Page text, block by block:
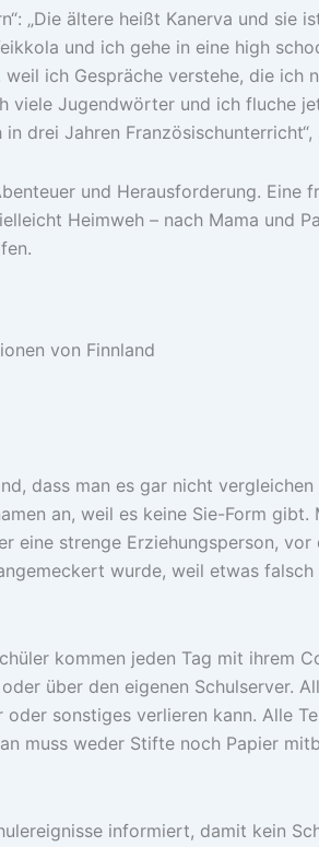
„Die ältere heißt Kanerva und sie
und ich gehe in eine high
ich Gespräche verstehe, die
viele Jugendwörter und ich fluche
drei Jahren Französischunterricht“,
und Herausforderung. Eine
Heimweh – nach Mama und
von Finnland
dass man es gar nicht
an, weil es keine Sie-Form
strenge Erziehungsperson,
wurde, weil etwas
kommen jeden Tag mit ihrem
über den eigenen Schulserver.
sonstiges verlieren kann. Alle
muss weder Stifte noch Papier
informiert, damit kein